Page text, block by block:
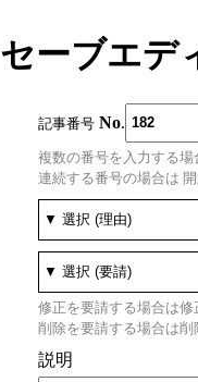
セーブエデ
記事番号 No
複数の番号を入力する
連続する番号の場合は
修正を要請する場合は
削除を要請する場合は
説明